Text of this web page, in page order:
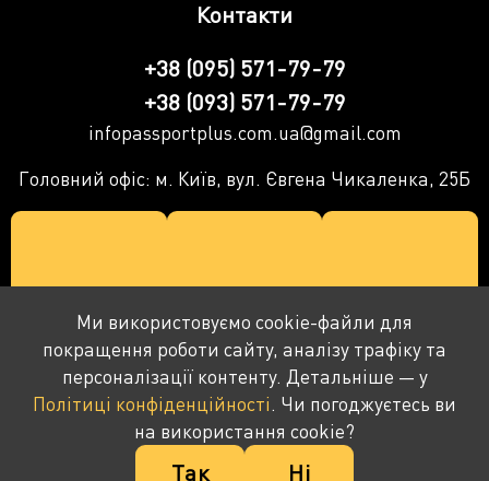
Ми використовуємо cookie-файли для
покращення роботи сайту, аналізу трафіку та
персоналізації контенту. Детальніше — у
Політиці конфіденційності. Чи погоджуєтесь ви
на використання cookie?
Так Ні
Контакти
+38 (095) 571-79-79
+38 (093) 571-79-79
infopassportplus.com.ua@gmail.com
Головний офіс: м. Київ, вул. Євгена Чикаленка, 25Б
© 2016-2026 ПАСПОРТ+ Компанія не є державним